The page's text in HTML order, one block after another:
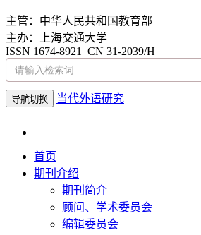
主管：中华人民共和国教育部
主办：上海交通大学
ISSN 1674-8921 CN 31-2039/H
导航切换 当代外语研究
首页
期刊介绍
期刊简介
顾问、学术委员会
编辑委员会